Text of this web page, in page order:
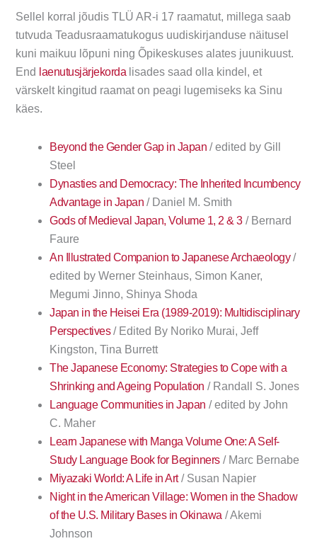
Sellel korral jõudis TLÜ AR-i 17 raamatut, millega saab
tutvuda Teadusraamatukogus uudiskirjanduse näitusel
kuni maikuu lõpuni ning Õpikeskuses alates juunikuust.
End laenutusjärjekorda lisades saad olla kindel, et
värskelt kingitud raamat on peagi lugemiseks ka Sinu
käes.
Beyond the Gender Gap in Japan / edited by Gill
Steel
Dynasties and Democracy: The Inherited Incumbency
Advantage in Japan / Daniel M. Smith
Gods of Medieval Japan, Volume 1, 2 & 3/ Bernard
Faure
An Illustrated Companion to Japanese Archaeology/
edited by Werner Steinhaus, Simon Kaner,
Megumi Jinno, Shinya Shoda
Japan in the Heisei Era (1989-2019): Multidisciplinary
Perspectives/ Edited By Noriko Murai, Jeff
Kingston, Tina Burrett
The Japanese Economy: Strategies to Cope with a
Shrinking and Ageing Population / Randall S. Jones
Language Communities in Japan / edited by John
C. Maher
Learn Japanese with Manga Volume One: A Self-
Study Language Book for Beginners/ Marc Bernabe
Miyazaki World: A Life in Art/ Susan Napier
Night in the American Village: Women in the Shadow
of the U.S. Military Bases in Okinawa / Akemi
Johnson